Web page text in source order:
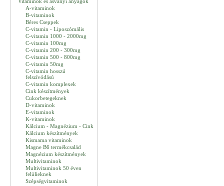
A-vitaminok
B-vitaminok
Béres Cseppek
C-vitamin - Liposzómális
C-vitamin 1000 - 2000mg
C-vitamin 100mg
C-vitamin 200 - 300mg
C-vitamin 500 - 800mg
C-vitamin 50mg
C-vitamin hosszú
felszívódású
C-vitamin komplexek
Cink készítmények
Cukorbetegeknek
D-vitaminok
E-vitaminok
K-vitaminok
Kálcium - Magnézium - Cink
Kálcium készítmények
Kismama vitaminok
Magne B6 termékcsalád
Magnézium készítmények
Multivitaminok
Multivitaminok 50 éven
felülieknek
Szépségvitaminok